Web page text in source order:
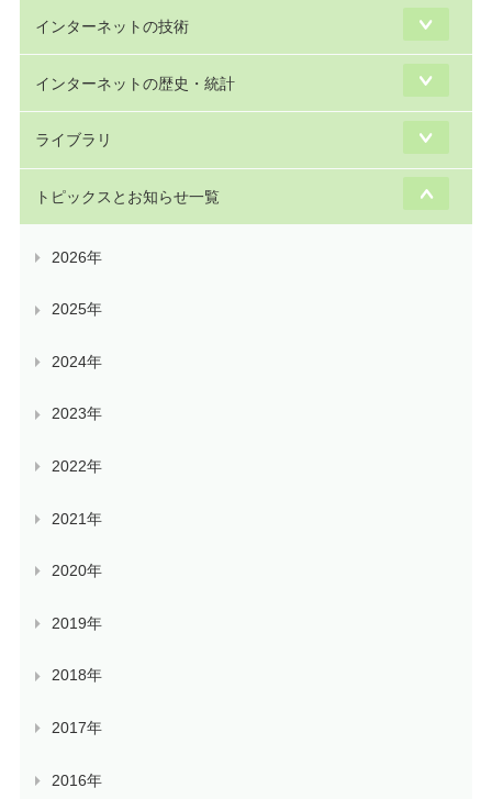
インターネットの技術
インターネットの歴史・統計
ライブラリ
トピックスとお知らせ一覧
2026年
2025年
2024年
2023年
2022年
2021年
2020年
2019年
2018年
2017年
2016年